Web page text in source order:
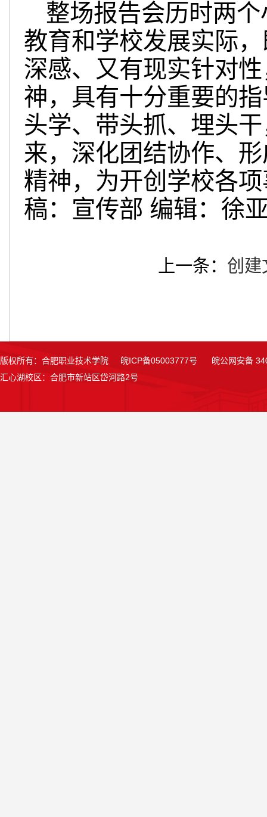
整场报告会历时两
教育和学校发展实际
深感、又有现实针对
神，具有十分重要的
头学、带头抓、埋头
来，深化团结协作、
精神，为开创学校各
稿：宣传部 编辑：徐
上一条： 创
版权所有：合肥职业技术学院 皖ICP备05003777号 皖公网安备
汇心湖校区：合肥市新站区岱河路2号